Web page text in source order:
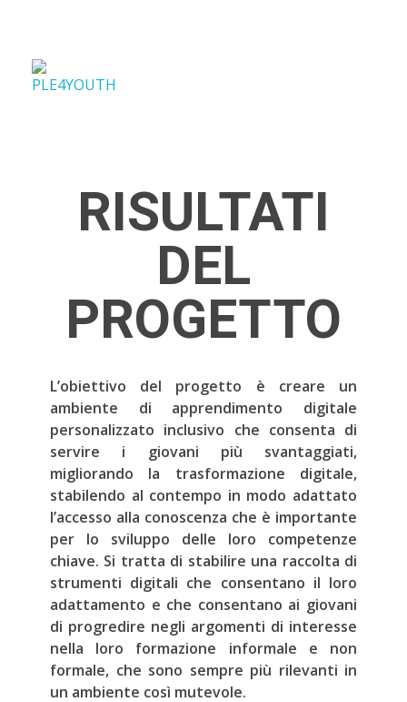
RISULTATI
DEL
PROGETTO
L’obiettivo del progetto è creare un
ambiente di apprendimento digitale
personalizzato inclusivo che consenta di
servire i giovani più svantaggiati,
migliorando la trasformazione digitale,
stabilendo al contempo in modo adattato
l’accesso alla conoscenza che è importante
per lo sviluppo delle loro competenze
chiave. Si tratta di stabilire una raccolta di
strumenti digitali che consentano il loro
adattamento e che consentano ai giovani
di progredire negli argomenti di interesse
nella loro formazione informale e non
formale, che sono sempre più rilevanti in
un ambiente così mutevole.